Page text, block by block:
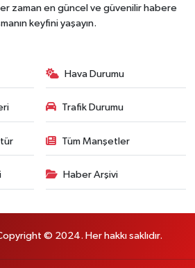
zaman en güncel ve güvenilir habere
keyfini yaşayın.
Hava Durumu
Trafik Durumu
Tüm Manşetler
Haber Arşivi
© 2024. Her hakkı saklıdır.